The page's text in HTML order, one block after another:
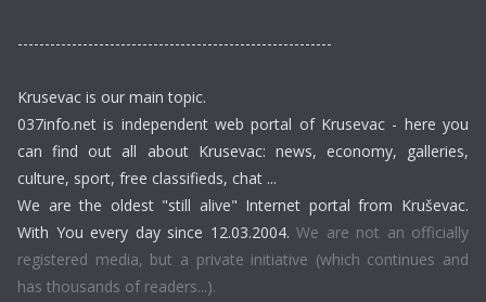
----------------------------------------------------------
Krusevac is our main topic.
037info.net is independent web portal of Krusevac - here you
can find out all about Krusevac: news, economy, galleries,
culture, sport, free classifieds, chat ...
We are the oldest "still alive" Internet portal from Kruševac.
With You every day since 12.03.2004. We are not an officially
registered media, but a private initiative (which continues and
has thousands of readers...).